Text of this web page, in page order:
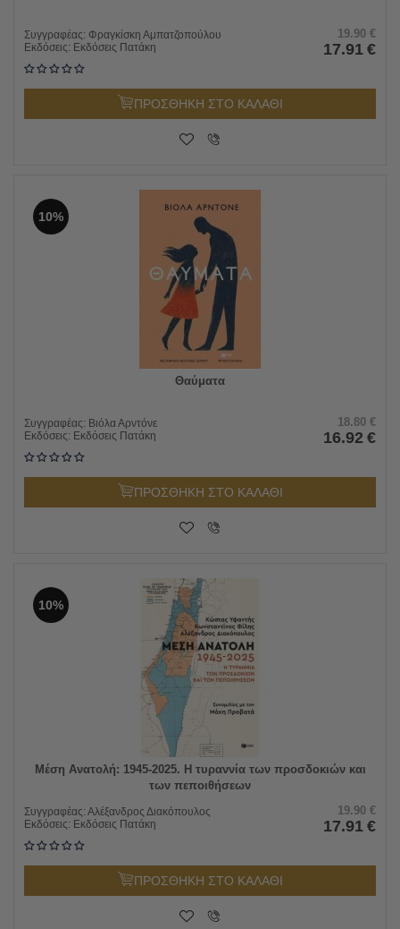
Συγγραφέας: Φραγκίσκη Αμπατζοπούλου
Εκδόσεις: Εκδόσεις Πατάκη
19.90 €
17.91 €
ΠΡΟΣΘΗΚΗ ΣΤΟ ΚΑΛΑΘΙ
10%
Θαύματα
Συγγραφέας: Βιόλα Αρντόνε
Εκδόσεις: Εκδόσεις Πατάκη
18.80 €
16.92 €
ΠΡΟΣΘΗΚΗ ΣΤΟ ΚΑΛΑΘΙ
10%
Μέση Ανατολή: 1945-2025. Η τυραννία των προσδοκιών και
των πεποιθήσεων
Συγγραφέας: Αλέξανδρος Διακόπουλος
Εκδόσεις: Εκδόσεις Πατάκη
19.90 €
17.91 €
ΠΡΟΣΘΗΚΗ ΣΤΟ ΚΑΛΑΘΙ